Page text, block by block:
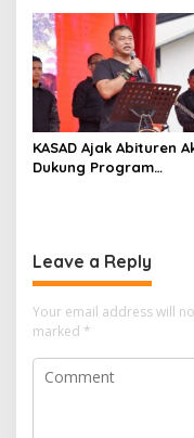
KASAD Ajak Abituren
Dukung Program
Leave a Reply
Your email address will
marked *